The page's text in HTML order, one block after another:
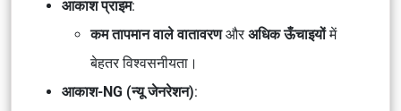
आकाश प्राइम:
कम तापमान वाले वातावरणऔर अधिक ऊँचाइयोंमें
बेहतर विश्वसनीयता।
आकाश-NG (न्यू जेनरेशन):